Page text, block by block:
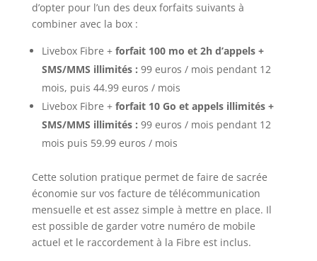
d’opter pour l’un des deux forfaits suivants à
combiner avec la box :
Livebox Fibre + forfait 100 mo et 2h d’appels +
SMS/MMS illimités : 99 euros / mois pendant 12
mois, puis 44.99 euros / mois
Livebox Fibre + forfait 10 Go et appels illimités +
SMS/MMS illimités : 99 euros / mois pendant 12
mois puis 59.99 euros / mois
Cette solution pratique permet de faire de sacrée
économie sur vos facture de télécommunication
mensuelle et est assez simple à mettre en place. Il
est possible de garder votre numéro de mobile
actuel et le raccordement à la Fibre est inclus.